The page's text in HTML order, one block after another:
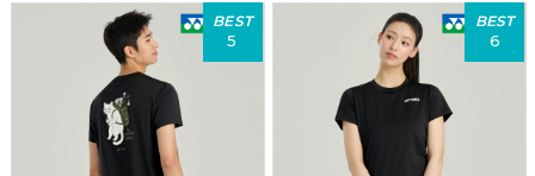
BEST
5
BEST
6